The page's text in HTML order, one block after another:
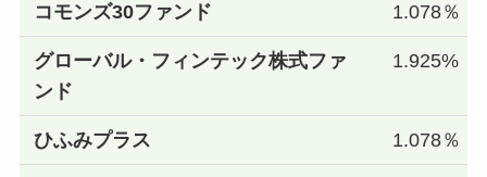
コモンズ30ファンド 1.078％
グローバル・フィンテック株式ファ
ンド
1.925%
ひふみプラス 1.078％